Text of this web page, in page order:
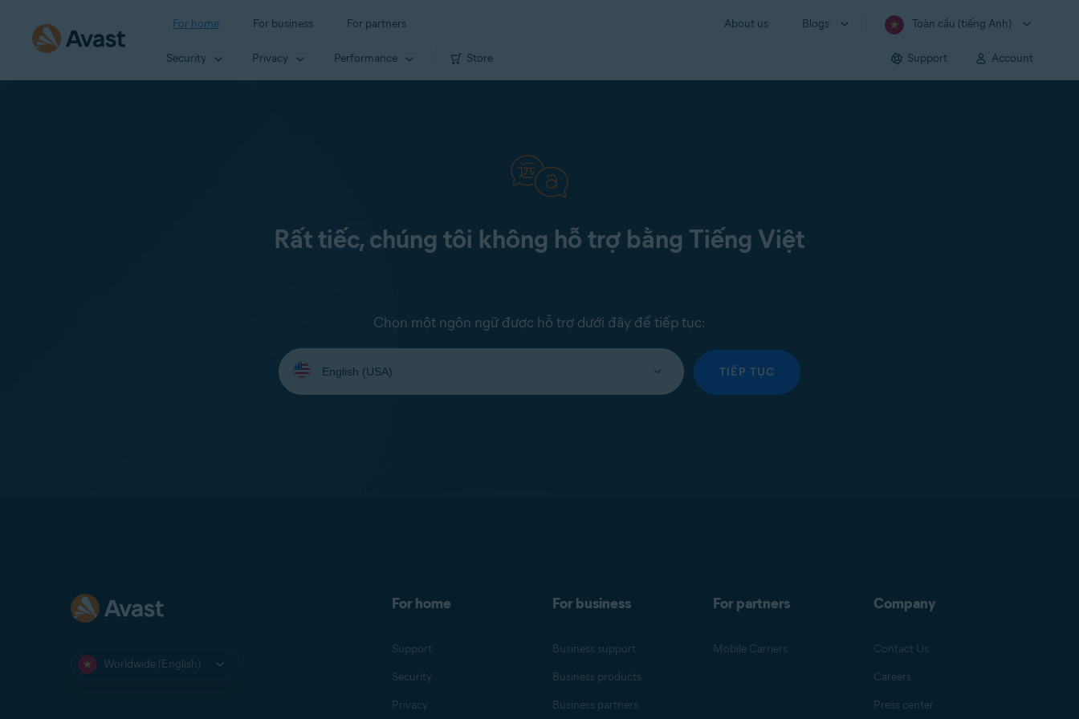
For home For business For partners About us Blogs Toàn cầu (tiếng Anh)
Security Privacy Performance Store Support Account
Rất tiếc, chúng tôi không hỗ trợ bằng Tiếng Việt
Chọn một ngôn ngữ được hỗ trợ dưới đây để tiếp tục:
Select
your
language:
TIẾP TỤC
Worldwide (English)
For home
Support
Security
Privacy
For business
Business support
Business products
Business partners
For partners
Mobile Carriers
Company
Contact Us
Careers
Press center